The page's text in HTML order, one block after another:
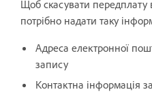
Щоб скасувати передплату
потрібно надати таку
Адреса електронної
запису
Контактна інформація